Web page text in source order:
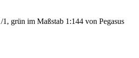
grün im Maßstab 1:144 von Pegasus